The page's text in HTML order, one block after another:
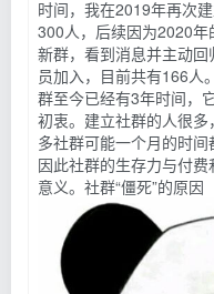
时间，我在2019年再次
300人，后续因为2020
新群，看到消息并主动
员加入，目前共有166人
群至今已经有3年时间，
初衷。建立社群的人很
多社群可能一个月的时间
因此社群的生存力与付
意义。社群“僵死”的原因